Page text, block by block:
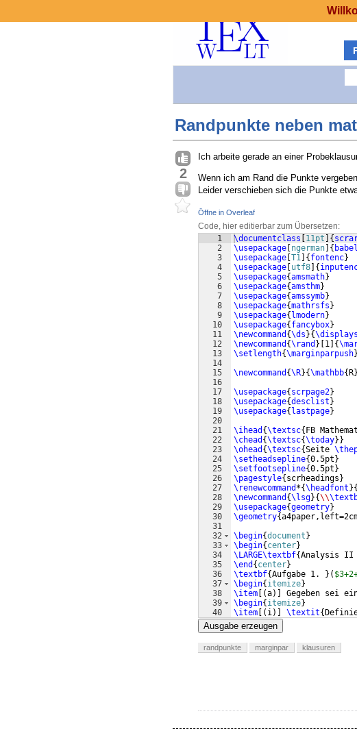
Randpunkte neben
2
Ich arbeite gerade an einer
Wenn ich am Rand die Punkte
Leider verschieben sich die Punkte
Öffne in Overleaf
Code, hier editierbar zum Übersetzen:
1
2
3
4
5
6
7
8
9
10
11
12
13
14
15
16
17
18
19
20
21
22
23
24
25
26
27
28
29
30
31
32
33
34
35
36
37
38
39
40
41
\documentclass 11pt {
\usepackage ngerman { babel
\usepackage T1 { fontenc}
\usepackage utf8 {
\usepackage{amsmath}
\usepackage{amsthm}
\usepackage{amssymb}
\usepackage{mathrsfs }
\usepackage{ lmodern}
\usepackage{ fancybox}
\newcommand {\ds }{
\newcommand {\rand } 1 {
\setlength{\marginparpush}
\newcommand {\R}{\mathbb{ R
\usepackage{ scrpage2}
\usepackage{desclist }
\usepackage{ lastpage}
\ihead {\textsc{ FB
\chead {\textsc{\today}}
\ohead {\textsc{Seite
\setheadsepline{0.5pt }
\setfootsepline{0.5pt }
\pagestyle{ scrheadings }
\renewcommand *{\headfont }{
\newcommand {\lsg}{\\
\usepackage{geometry}
\geometry{
\begin{document }
\begin{ center}
\LARGE\textbf{Analysis II
\end { center}
\textbf{Aufgabe 1. } (
\begin{ itemize}
\item [(a)] Gegeben sei
\begin{ itemize}
\item [( i)] \textit{
\lsg
Ausgabe erzeugen
randpunkte marginpar klausuren